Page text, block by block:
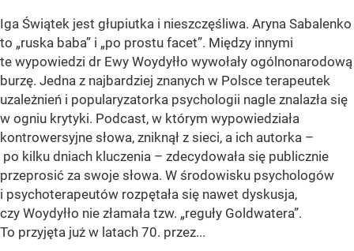
Iga Świątek jest głupiutka i nieszczęśliwa. Aryna Sabalenko
to „ruska baba” i „po prostu facet”. Między innymi
te wypowiedzi dr Ewy Woydyłło wywołały ogólnonarodową
burzę. Jedna z najbardziej znanych w Polsce terapeutek
uzależnień i popularyzatorka psychologii nagle znalazła się
w ogniu krytyki. Podcast, w którym wypowiedziała
kontrowersyjne słowa, zniknął z sieci, a ich autorka –
po kilku dniach kluczenia – zdecydowała się publicznie
przeprosić za swoje słowa. W środowisku psychologów
i psychoterapeutów rozpętała się nawet dyskusja,
czy Woydyłło nie złamała tzw. „reguły Goldwatera”.
To przyjęta już w latach 70. przez...